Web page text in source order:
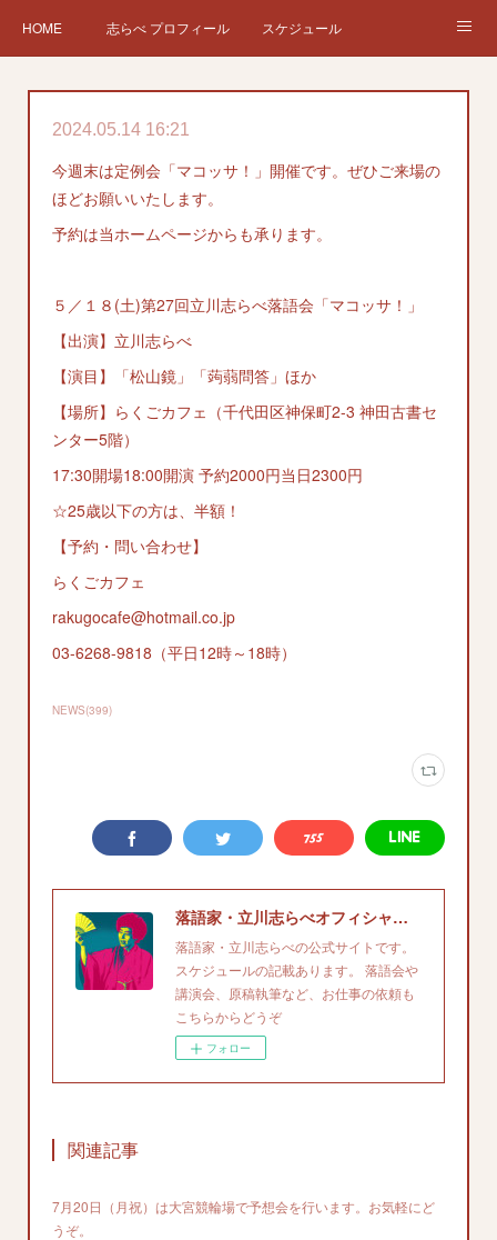
HOME 志らべ プロフィール スケジュール
チケット予約 Instagram
2024.05.14 16:21
今週末は定例会「マコッサ！」開催です。ぜひご来場の
ほどお願いいたします。
予約は当ホームページからも承ります。
５／１８(土)第27回立川志らべ落語会「マコッサ！」
【出演】立川志らべ
【演目】「松山鏡」「蒟蒻問答」ほか
【場所】らくごカフェ（千代田区神保町2-3 神田古書セ
ンター5階）
17:30開場18:00開演 予約2000円当日2300円
☆25歳以下の方は、半額！
【予約・問い合わせ】
らくごカフェ
rakugocafe@hotmail.co.jp
03-6268-9818（平日12時～18時）
NEWS(399)
落語家・立川志らべオフィシャルサイト
落語家・立川志らべの公式サイトです。
スケジュールの記載あります。 落語会や
講演会、原稿執筆など、お仕事の依頼も
こちらからどうぞ
フォロー
関連記事
7月20日（月祝）は大宮競輪場で予想会を行います。お気軽にど
うぞ。